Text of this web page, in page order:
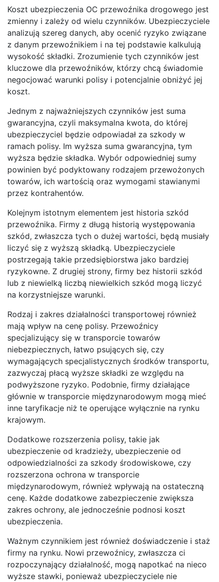
Koszt ubezpieczenia OC przewoźnika drogowego jest
zmienny i zależy od wielu czynników. Ubezpieczyciele
analizują szereg danych, aby ocenić ryzyko związane
z danym przewoźnikiem i na tej podstawie kalkulują
wysokość składki. Zrozumienie tych czynników jest
kluczowe dla przewoźników, którzy chcą świadomie
negocjować warunki polisy i potencjalnie obniżyć jej
koszt.
Jednym z najważniejszych czynników jest suma
gwarancyjna, czyli maksymalna kwota, do której
ubezpieczyciel będzie odpowiadał za szkody w
ramach polisy. Im wyższa suma gwarancyjna, tym
wyższa będzie składka. Wybór odpowiedniej sumy
powinien być podyktowany rodzajem przewożonych
towarów, ich wartością oraz wymogami stawianymi
przez kontrahentów.
Kolejnym istotnym elementem jest historia szkód
przewoźnika. Firmy z długą historią występowania
szkód, zwłaszcza tych o dużej wartości, będą musiały
liczyć się z wyższą składką. Ubezpieczyciele
postrzegają takie przedsiębiorstwa jako bardziej
ryzykowne. Z drugiej strony, firmy bez historii szkód
lub z niewielką liczbą niewielkich szkód mogą liczyć
na korzystniejsze warunki.
Rodzaj i zakres działalności transportowej również
mają wpływ na cenę polisy. Przewoźnicy
specjalizujący się w transporcie towarów
niebezpiecznych, łatwo psujących się, czy
wymagających specjalistycznych środków transportu,
zazwyczaj płacą wyższe składki ze względu na
podwyższone ryzyko. Podobnie, firmy działające
głównie w transporcie międzynarodowym mogą mieć
inne taryfikacje niż te operujące wyłącznie na rynku
krajowym.
Dodatkowe rozszerzenia polisy, takie jak
ubezpieczenie od kradzieży, ubezpieczenie od
odpowiedzialności za szkody środowiskowe, czy
rozszerzona ochrona w transporcie
międzynarodowym, również wpływają na ostateczną
cenę. Każde dodatkowe zabezpieczenie zwiększa
zakres ochrony, ale jednocześnie podnosi koszt
ubezpieczenia.
Ważnym czynnikiem jest również doświadczenie i staż
firmy na rynku. Nowi przewoźnicy, zwłaszcza ci
rozpoczynający działalność, mogą napotkać na nieco
wyższe stawki, ponieważ ubezpieczyciele nie